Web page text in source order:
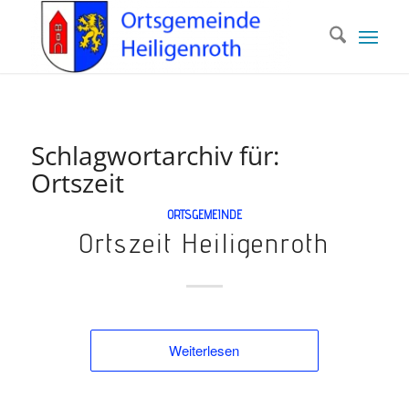
Schlagwortarchiv für:
Ortszeit
ORTSGEMEINDE
Ortszeit Heiligenroth
Weiterlesen